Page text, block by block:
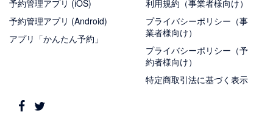
予約管理アプリ (iOS)
予約管理アプリ (Android)
アプリ「かんたん予約」
利用規約（事業者様向け）
プライバシーポリシー（事
業者様向け）
プライバシーポリシー（予
約者様向け）
特定商取引法に基づく表示